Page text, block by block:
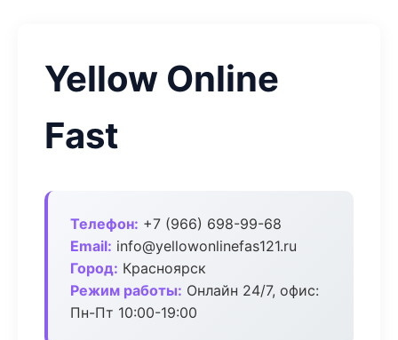
Yellow Online
Fast
Телефон: +7 (966) 698-99-68
Email: info@yellowonlinefas121.ru
Город: Красноярск
Режим работы: Онлайн 24/7, офис:
Пн-Пт 10:00-19:00